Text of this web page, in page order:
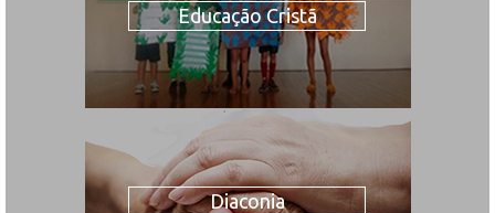
Educação Cristã
Diaconia